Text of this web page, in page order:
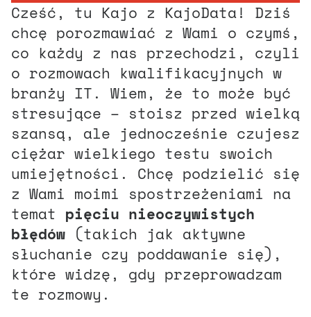
Cześć, tu Kajo z KajoData! Dziś
chcę porozmawiać z Wami o czymś,
co każdy z nas przechodzi, czyli
o rozmowach kwalifikacyjnych w
branży IT. Wiem, że to może być
stresujące – stoisz przed wielką
szansą, ale jednocześnie czujesz
ciężar wielkiego testu swoich
umiejętności. Chcę podzielić się
z Wami moimi spostrzeżeniami na
temat pięciu nieoczywistych
błędów (takich jak aktywne
słuchanie czy poddawanie się),
które widzę, gdy przeprowadzam
te rozmowy.